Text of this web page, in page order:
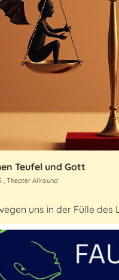
Teufel und Gott
, Theater Allround
uns in der Fülle des